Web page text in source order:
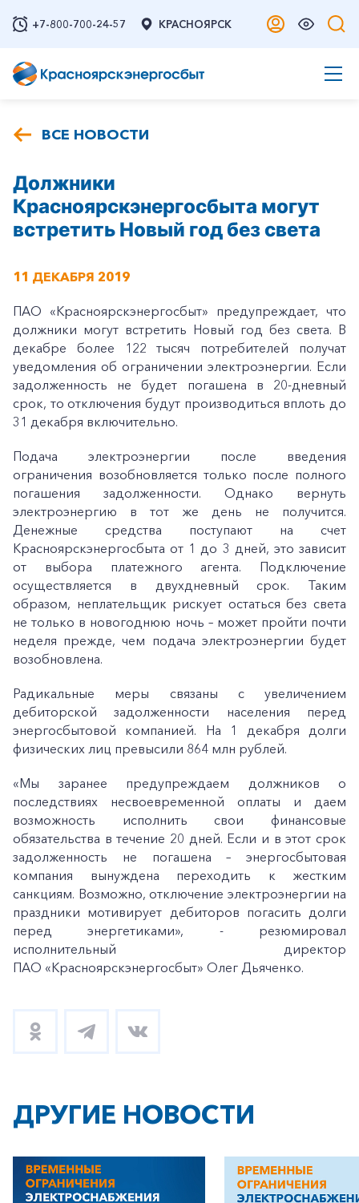
+7-800-700-24-57 КРАСНОЯРСК
ВСЕ НОВОСТИ
Должники
Красноярскэнергосбыта могут
встретить Новый год без света
11 ДЕКАБРЯ 2019
ПАО «Красноярскэнергосбыт» предупреждает, что
должники могут встретить Новый год без света. В
декабре более 122 тысяч потребителей получат
уведомления об ограничении электроэнергии. Если
задолженность не будет погашена в 20-дневный
срок, то отключения будут производиться вплоть до
31 декабря включительно.
Подача электроэнергии после введения
ограничения возобновляется только после полного
погашения задолженности. Однако вернуть
электроэнергию в тот же день не получится.
Денежные средства поступают на счет
Красноярскэнергосбыта от 1 до 3 дней, это зависит
от выбора платежного агента. Подключение
осуществляется в двухдневный срок. Таким
образом, неплательщик рискует остаться без света
не только в новогоднюю ночь – может пройти почти
неделя прежде, чем подача электроэнергии будет
возобновлена.
Радикальные меры связаны с увеличением
дебиторской задолженности населения перед
энергосбытовой компанией. На 1 декабря долги
физических лиц превысили 864 млн рублей.
«Мы заранее предупреждаем должников о
последствиях несвоевременной оплаты и даем
возможность исполнить свои финансовые
обязательства в течение 20 дней. Если и в этот срок
задолженность не погашена – энергосбытовая
компания вынуждена переходить к жестким
санкциям. Возможно, отключение электроэнергии на
праздники мотивирует дебиторов погасить долги
перед энергетиками», - резюмировал
исполнительный директор
ПАО «Красноярскэнергосбыт» Олег Дьяченко.
ДРУГИЕ НОВОСТИ